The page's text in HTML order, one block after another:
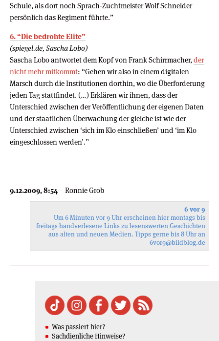
Schule, als dort noch Sprach-Zuchtmeister Wolf Schneider
persönlich das Regiment führte.”
6. “Die bedrohte Elite”
(spiegel.de, Sascha Lobo)
Sascha Lobo antwortet dem Kopf von Frank Schirrmacher, der
nicht mehr mitkommt: “Gehen wir also in einem digitalen
Marsch durch die Institutionen dorthin, wo die Überforderung
jeden Tag stattfindet. (…) Erklären wir ihnen, dass der
Unterschied zwischen der Veröffentlichung der eigenen Daten
und der staatlichen Überwachung der gleiche ist wie der
Unterschied zwischen ‘sich im Klo einschließen’ und ‘im Klo
eingeschlossen werden’.”
9.12.2009, 8:54 Ronnie Grob
6 vor 9
Um 6 Minuten vor 9 Uhr erscheinen hier montags bis
freitags handverlesene Links zu lesenswerten Geschichten
aus alten und neuen Medien. Tipps gerne bis 8 Uhr an
6vor9@bildblog.de
Was passiert hier?
Sachdienliche Hinweise?